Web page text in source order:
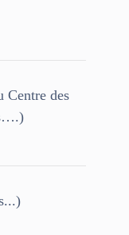
Centre des